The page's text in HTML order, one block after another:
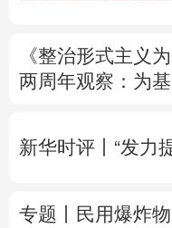
English
Deutsch
《整治形式主义
两周年观察 ：为
新华时评丨“发力
专题丨
民用爆炸